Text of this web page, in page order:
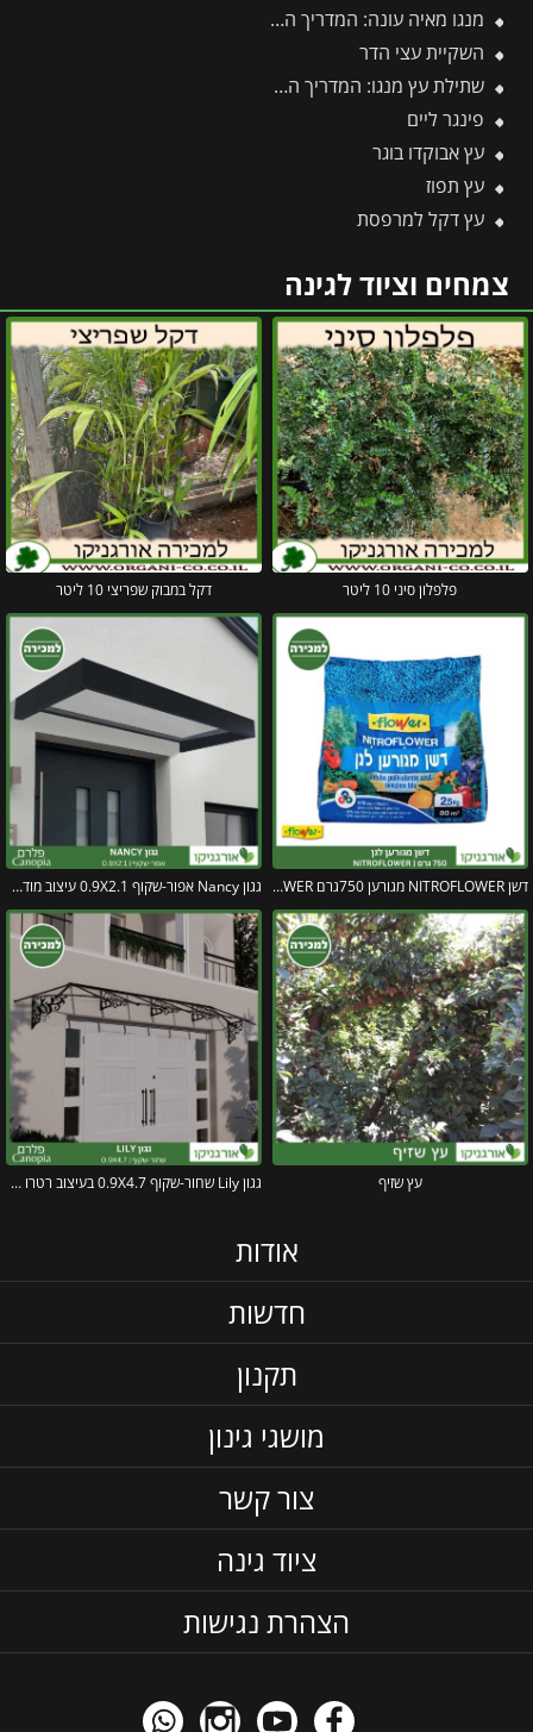
מנגו מאיה עונה: המדריך המלא לעונות הפרי, השתילה, הגיזום והטיפול
השקיית עצי הדר
שתילת עץ מנגו: המדריך המקצועי שלב אחר שלב לקליטה מושלמת בגינה
פינגר ליים
עץ אבוקדו בוגר
עץ תפוז
עץ דקל למרפסת
צמחים וציוד לגינה
פלפלון סיני 10 ליטר דקל במבוק שפריצי 10 ליטר
דשן NITROFLOWER מגורען 750גרם FLOWER גגון Nancy אפור-שקוף 0.9X2.1 עיצוב מודרני מבית פלרם – Canopia
עץ שזיף גגון Lily שחור-שקוף 0.9X4.7 בעיצוב רטרו מבית פלרם – Canopia
אודות
חדשות
תקנון
מושגי גינון
צור קשר
ציוד גינה
הצהרת נגישות